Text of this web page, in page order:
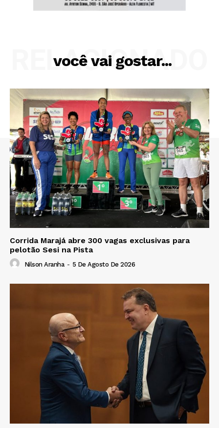
você vai gostar...
RELACIONADO
Corrida Marajá abre 300 vagas exclusivas para
pelotão Sesi na Pista
Nilson Aranha - 5 De Agosto De 2026